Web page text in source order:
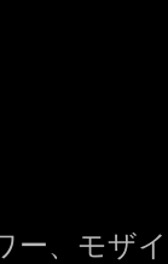
ー、モザ